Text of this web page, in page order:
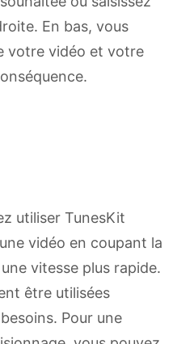
En bas, vous
votre vidéo et votre
utiliser TunesKit
vidéo en coupant la
vitesse plus rapide.
être utilisées
Pour une